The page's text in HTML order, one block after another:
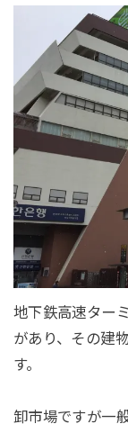
地下鉄高速ター
があり、その建
す。
卸市場ですが一